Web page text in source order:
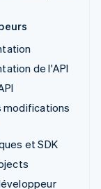
de l'API
modifications
et SDK